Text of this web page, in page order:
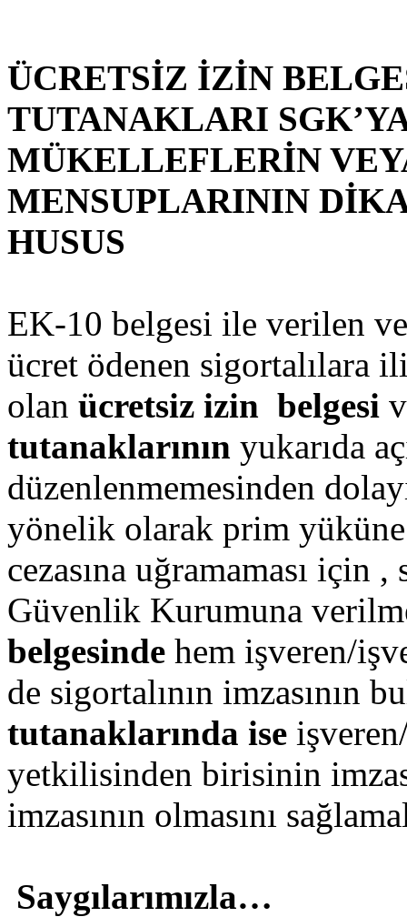
ÜCRETSİZ İZİN
TUTANAKLARI
MÜKELLEFLERİN
MENSUPLARININ
HUSUS
EK-10 belgesi ile verilen
ücret ödenen sigortalılara
olan ücretsiz izin belgesi
tutanaklarının yukarıda
düzenlenmemesinden
yönelik olarak prim
cezasına uğramaması için
Güvenlik Kurumuna
belgesinde hem işveren/
de sigortalının imzasının
tutanaklarında ise
yetkilisinden birisinin
imzasının olmasını
Saygılarımızla…